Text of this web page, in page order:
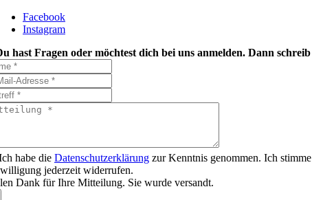
Facebook
Instagram
hast Fragen oder möchtest dich bei uns anmelden. Dann
habe die Datenschutzerklärung zur Kenntnis genommen. Ich
jederzeit widerrufen.
Dank für Ihre Mitteilung. Sie wurde versandt.